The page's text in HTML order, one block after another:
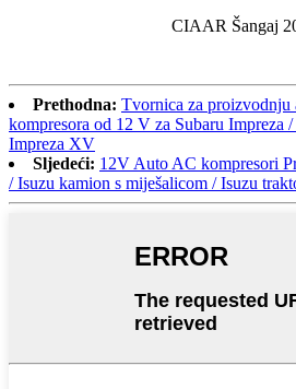
CIAAR Šangaj
Prethodna: Tvornica za proizvodnju
kompresora od 12 V za Subaru Impreza
Impreza XV
Sljedeći: 12V Auto AC kompresori
/ Isuzu kamion s miješalicom / Isuzu